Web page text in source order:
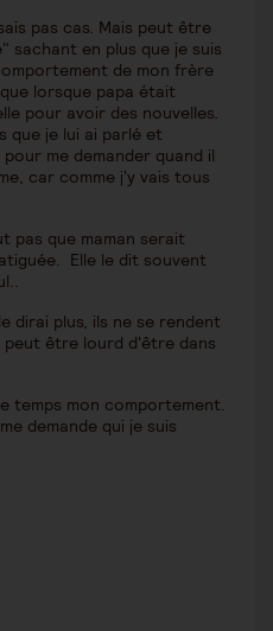
pas cas. Mais peut être
sachant en plus que je suis
de mon frère
lorsque papa était
pour avoir des nouvelles.
que je lui ai parlé et
me demander quand il
car comme j'y vais tous
pas que maman serait
Elle le dit souvent
dirai plus, ils ne se rendent
être lourd d'être dans
temps mon comportement.
demande qui je suis